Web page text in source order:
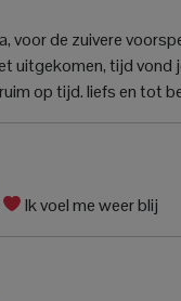
voor de zuivere
uitgekomen, tijd vond
op tijd. liefs en tot
Ik voel me weer blij